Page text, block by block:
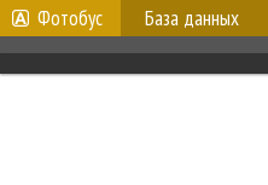
Фотобус База данных